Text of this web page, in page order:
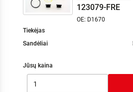
123079-FRE
OE: D1670
Tiekėjas
Sandėliai
Jūsų kaina